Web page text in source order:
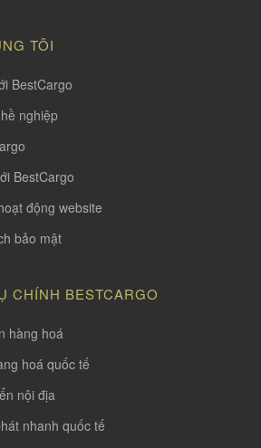
TÔI
BestCargo
nghiệp
BestCargo
động website
bảo mật
CHÍNH BESTCARGO
hàng hoá
hoá quốc tế
nội địa
nhanh quốc tế